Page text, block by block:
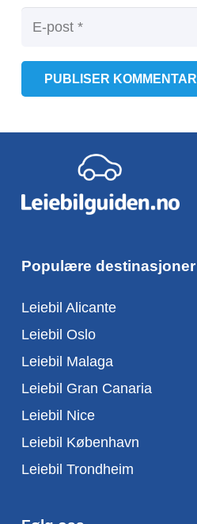
PUBLISER KOMMENTAR
Populære destinasjoner
Leiebil Alicante
Leiebil Oslo
Leiebil Malaga
Leiebil Gran Canaria
Leiebil Nice
Leiebil København
Leiebil Trondheim